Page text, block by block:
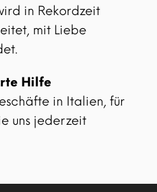
in Rekordzeit
mit Liebe
Hilfe
in Italien, für
uns jederzeit